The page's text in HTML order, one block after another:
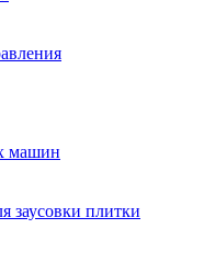
машин
плитки